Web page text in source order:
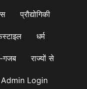
प्रौद्योगिकी
धर्म
गजब राज्यों से
Admin Login